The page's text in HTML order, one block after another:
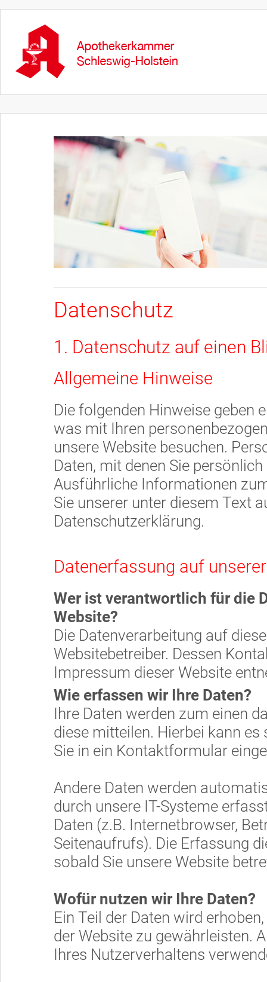
Datenschutz
1. Datenschutz auf einen
Allgemeine Hinweise
Die folgenden Hinweise geben
was mit Ihren
unsere Website besuchen.
Daten, mit denen Sie
Ausführliche Informationen
Sie unserer unter diesem Text
Datenschutzerklärung.
Datenerfassung auf
Wer ist verantwortlich für die
Website?
Die Datenverarbeitung auf
Websitebetreiber. Dessen
Impressum dieser Website
Wie erfassen wir Ihre Daten?
Ihre Daten werden zum einen
diese mitteilen. Hierbei kann es
Sie in ein Kontaktformular
Andere Daten werden
durch unsere IT-Systeme
Daten (z.B. Internetbrowser,
Seitenaufrufs). Die Erfassung
sobald Sie unsere Website
Wofür nutzen wir Ihre Daten?
Ein Teil der Daten wird
der Website zu gewährleisten.
Ihres Nutzerverhaltens